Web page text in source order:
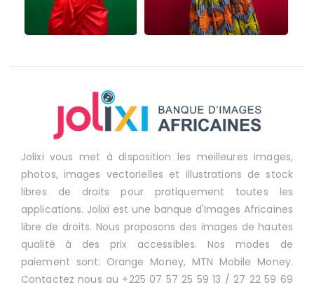
Jolixi vous met à disposition les meilleures images,
photos, images vectorielles et illustrations de stock
libres de droits pour pratiquement toutes les
applications. Jolixi est une banque d'Images Africaines
libre de droits. Nous proposons des images de hautes
qualité à des prix accessibles. Nos modes de
paiement sont: Orange Money, MTN Mobile Money.
Contactez nous au +225 07 57 25 59 13 / 27 22 59 69